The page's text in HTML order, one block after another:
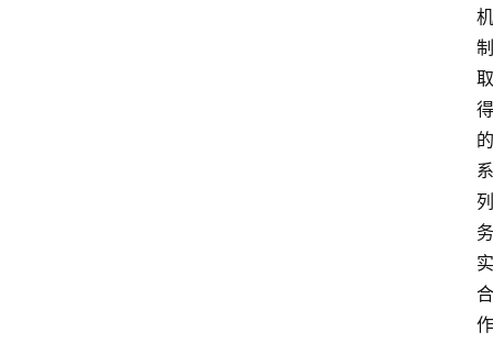
机
制
取
得
的
系
列
务
实
合
作